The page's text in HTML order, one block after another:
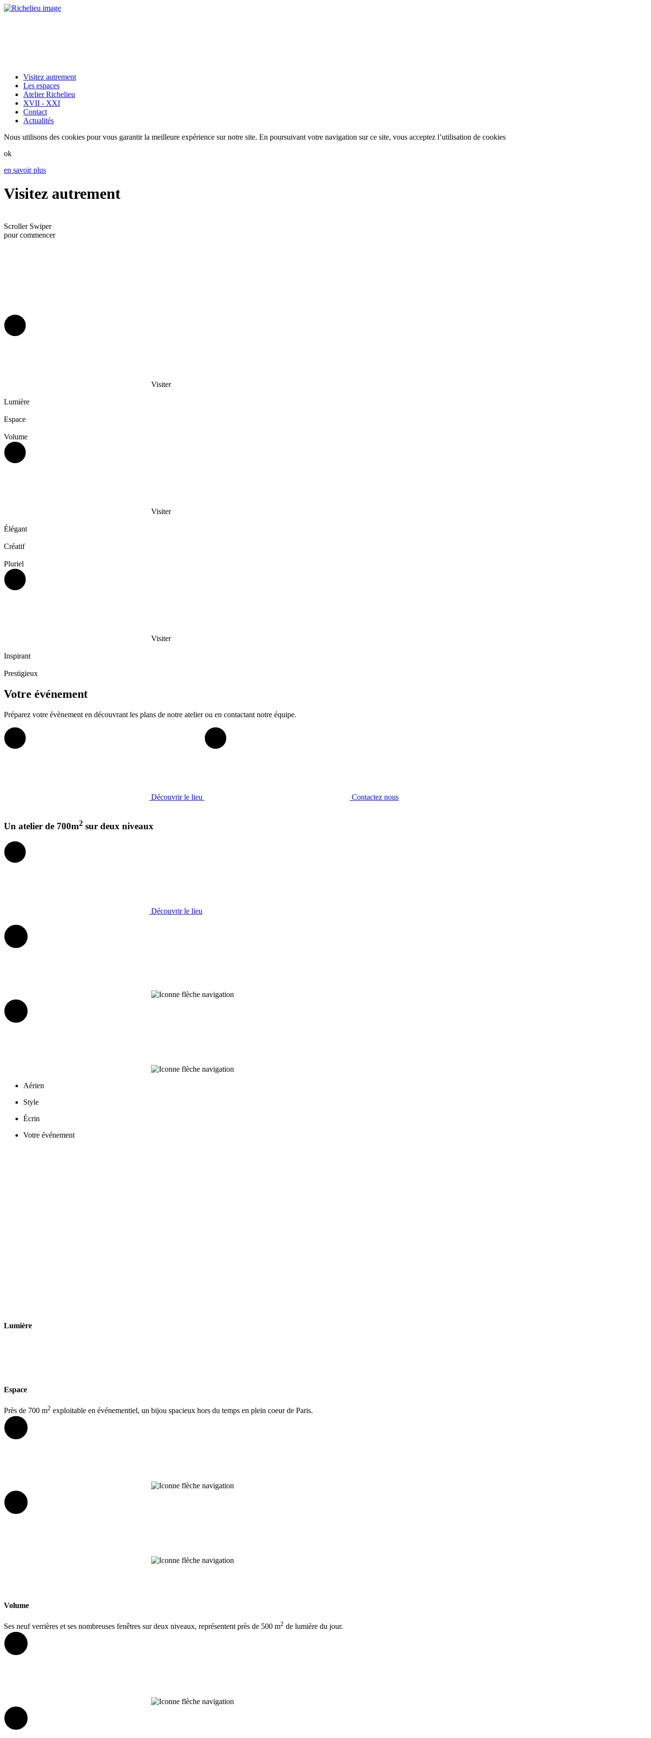
Visitez autrement
Les espaces
Atelier Richelieu
XVII - XXI
Contact
Actualités
Nous utilisons des cookies pour vous garantir la meilleure expérience sur notre site. En poursuivant votre navigation sur ce site, vous acceptez l’utilisation de cookies
ok
en savoir plus
Visitez autrement
Scroller Swiper
pour commencer
Visiter
Lumière
Espace
Volume
Visiter
Élégant
Créatif
Pluriel
Visiter
Inspirant
Prestigieux
Votre événement
Préparez votre évènement en découvrant les plans de notre atelier ou en contactant notre équipe.
Découvrir le lieu Contactez nous
Un atelier de 700m2 sur deux niveaux
Découvrir le lieu
Aérien
Style
Écrin
Votre événement
Lumière
Espace
Près de 700 m2 exploitable en événementiel, un bijou spacieux hors du temps en plein coeur de Paris.
Volume
Ses neuf verrières et ses nombreuses fenêtres sur deux niveaux, représentent près de 500 m2 de lumière du jour.